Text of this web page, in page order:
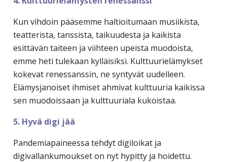
Kun vihdoin pääsemme haltioitumaan musiikista,
teatterista, tanssista, taikuudesta ja kaikista
esittävän taiteen ja viihteen upeista muodoista,
emme heti tulekaan kylläisiksi. Kulttuurielämykset
kokevat renessanssin, ne syntyvät uudelleen.
Elämysjanoiset ihmiset ahmivat kulttuuria kaikissa
sen muodoissaan ja kulttuuriala kukoistaa.
5. Hyvä digi jää
Pandemiapaineessa tehdyt digiloikat ja
digivallankumoukset on nyt hypitty ja hoidettu.